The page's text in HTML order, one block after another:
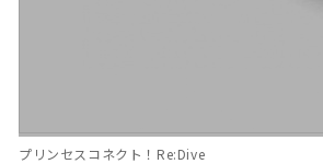
プリンセスコネクト！Re:Dive